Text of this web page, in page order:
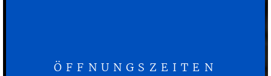
ÖFFNUNGSZEITEN